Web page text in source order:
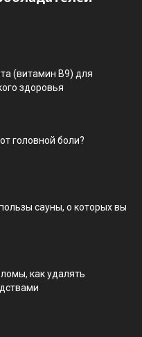
(витамин В9) для
здоровья
головной боли?
сауны, о которых вы
как удалять